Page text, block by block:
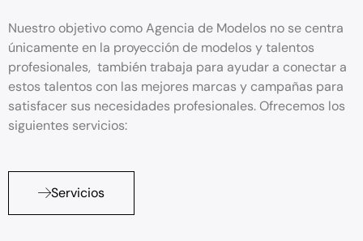
Nuestro objetivo como Agencia de Modelos no se centra
únicamente en la proyección de modelos y talentos
profesionales, también trabaja para ayudar a conectar a
estos talentos con las mejores marcas y campañas para
satisfacer sus necesidades profesionales. Ofrecemos los
siguientes servicios:
Servicios